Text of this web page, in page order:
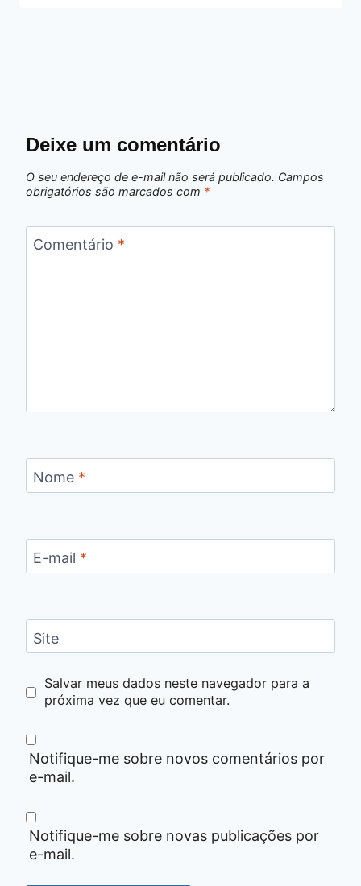
Deixe um comentário
O seu endereço de e-mail não será publicado. Campos
obrigatórios são marcados com *
Comentário *
Nome *
E-mail *
Site
Salvar meus dados neste navegador para a
próxima vez que eu comentar.
Notifique-me sobre novos comentários por
e-mail.
Notifique-me sobre novas publicações por
e-mail.